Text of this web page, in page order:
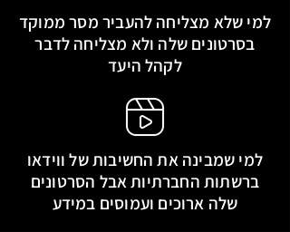
למי שלא מצליחה להעביר מסר ממוקד
בסרטונים שלה ולא מצליחה לדבר
לקהל היעד
למי שמבינה את החשיבות של ווידאו
ברשתות החברתיות אבל הסרטונים
שלה ארוכים ועמוסים במידע